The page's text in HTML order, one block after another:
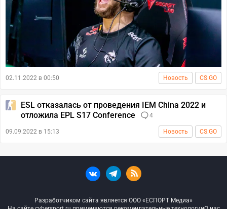
02.11.2022 в 00:50 Новость CS:GO
ESL отказалась от проведения IEM China 2022 и
отложила EPL S17 Conference
4
09.09.2022 в 15:13 Новость CS:GO
Разработчиком сайта является ООО «ЕСПОРТ Медиа»